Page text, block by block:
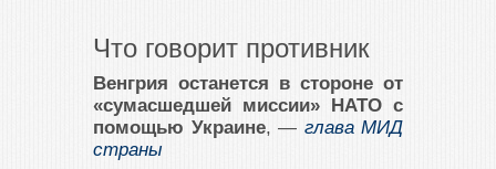
Что говорит противник
Венгрия останется в стороне от
«сумасшедшей миссии» НАТО с
помощью Украине, — глава МИД
страны